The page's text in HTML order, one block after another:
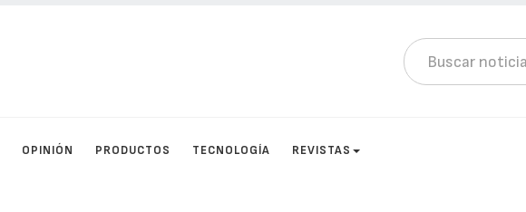
OPINIÓN PRODUCTOS TECNOLOGÍA REVISTAS